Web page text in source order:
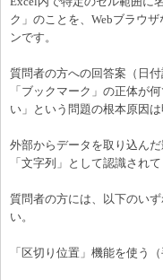
ク」のことを、Webブラウ
ンです。
質問者の方への回答案（日
「ブックマーク」の正体が
い」という問題の根本原因は
外部からデータを取り込ん
「文字列」として認識され
質問者の方には、以下のい
い。
「区切り位置」機能を使う